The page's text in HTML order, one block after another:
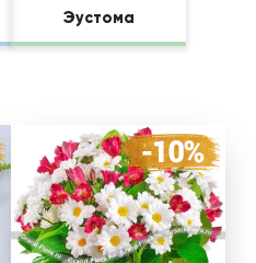
Эустома